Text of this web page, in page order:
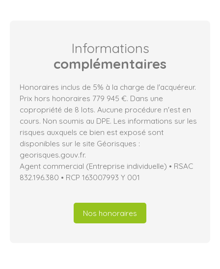
Informations
complémentaires
Honoraires inclus de 5% à la charge de l'acquéreur.
Prix hors honoraires 779 945 €. Dans une
copropriété de 8 lots. Aucune procédure n'est en
cours. Non soumis au DPE. Les informations sur les
risques auxquels ce bien est exposé sont
disponibles sur le site Géorisques :
georisques.gouv.fr.
Agent commercial (Entreprise individuelle) • RSAC
832.196.380 • RCP 163007993 Y 001
Nos honoraires